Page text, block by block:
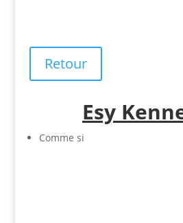
Retour
Esy
Comme si